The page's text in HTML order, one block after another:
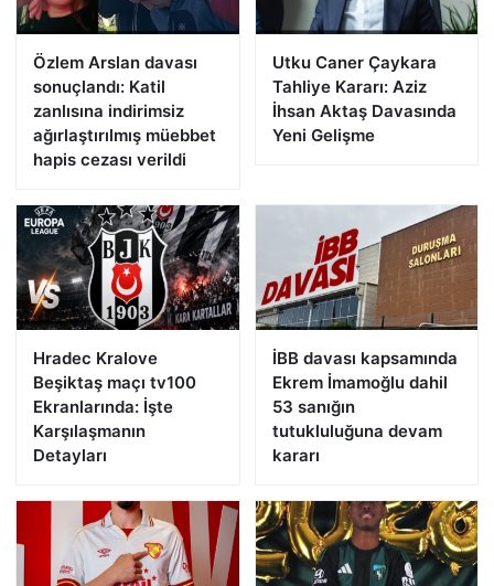
Özlem Arslan davası
sonuçlandı: Katil
zanlısına indirimsiz
ağırlaştırılmış müebbet
hapis cezası verildi
Utku Caner Çaykara
Tahliye Kararı: Aziz
İhsan Aktaş Davasında
Yeni Gelişme
Hradec Kralove
Beşiktaş maçı tv100
Ekranlarında: İşte
Karşılaşmanın
Detayları
İBB davası kapsamında
Ekrem İmamoğlu dahil
53 sanığın
tutukluluğuna devam
kararı